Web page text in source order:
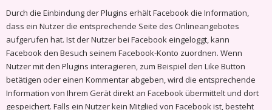
Durch die Einbindung der Plugins erhält Facebook die Information,
dass ein Nutzer die entsprechende Seite des Onlineangebotes
aufgerufen hat. Ist der Nutzer bei Facebook eingeloggt, kann
Facebook den Besuch seinem Facebook-Konto zuordnen. Wenn
Nutzer mit den Plugins interagieren, zum Beispiel den Like Button
betätigen oder einen Kommentar abgeben, wird die entsprechende
Information von Ihrem Gerät direkt an Facebook übermittelt und dort
gespeichert. Falls ein Nutzer kein Mitglied von Facebook ist, besteht